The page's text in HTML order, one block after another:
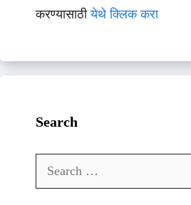
करण्यासाठीयेथे क्लिक करा
Search
Search
for: